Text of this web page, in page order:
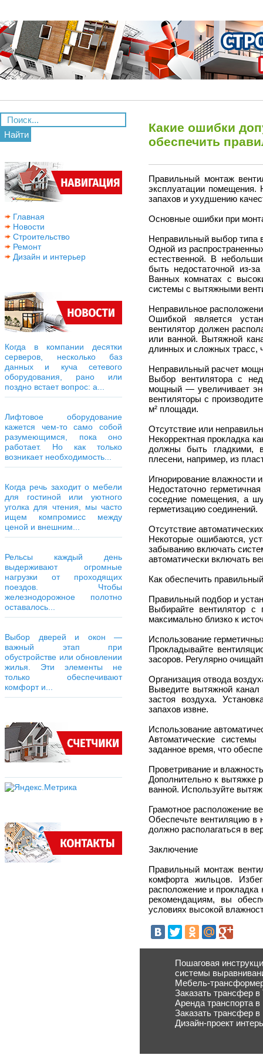
Найти
Главная
Новости
Строительство
Ремонт
Дизайн и интерьер
Когда в компании десятки
серверов, несколько баз
данных и куча сетевого
оборудования, рано или
поздно встает вопрос: а...
Лифтовое оборудование
кажется чем-то само собой
разумеющимся, пока оно
работает. Но как только
возникает необходимость...
Когда речь заходит о мебели
для гостиной или уютного
уголка для чтения, мы часто
ищем компромисс между
ценой и внешним...
Рельсы каждый день
выдерживают огромные
нагрузки от проходящих
поездов. Чтобы
железнодорожное полотно
оставалось...
Выбор дверей и окон —
важный этап при
обустройстве или обновлении
жилья. Эти элементы не
только обеспечивают
комфорт и...
Какие ошибки
обеспечить
Правильный монтаж
эксплуатации помещения.
запахов и ухудшению
Основные ошибки при
Неправильный выбор типа
Одной из
естественной. В
быть недостаточной из-
Ванных комнатах с
системы с вытяжными
Неправильное
Ошибкой является
вентилятор должен
или ванной. Вытяжной
длинных и сложных трасс,
Неправильный расчет
Выбор вентилятора с
мощный — увеличивает
вентиляторы с
м² площади.
Отсутствие или
Некорректная прокладка
должны быть гладкими,
плесени, например, из
Игнорирование влажности
Недостаточно
соседние помещения, а
герметизацию соединений.
Отсутствие
Некоторые ошибаются,
забыванию включать
автоматически включать
Как обеспечить
Правильный подбор и
Выбирайте вентилятор с
максимально близко к
Использование
Прокладывайте
засоров. Регулярно
Организация отвода
Выведите вытяжной канал
застоя воздуха.
запахов извне.
Использование
Автоматические
заданное время, что
Проветривание и влажность
Дополнительно к вытяжке
ванной. Используйте
Грамотное расположение
Обеспечьте вентиляцию в
должно располагаться в
Заключение
Правильный монтаж
комфорта жильцов.
расположение и
рекомендациям, вы
условиях высокой
Пошаговая
системы
Мебель-
Заказать трансфер
Аренда транспорта
Заказать трансфер
Дизайн-проект